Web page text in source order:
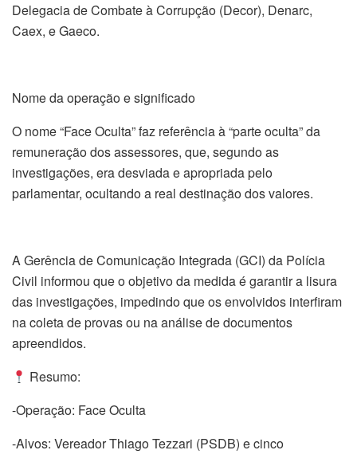
Delegacia de Combate à Corrupção (Decor), Denarc,
Caex, e Gaeco.
Nome da operação e significado
O nome “Face Oculta” faz referência à “parte oculta” da
remuneração dos assessores, que, segundo as
investigações, era desviada e apropriada pelo
parlamentar, ocultando a real destinação dos valores.
A Gerência de Comunicação Integrada (GCI) da Polícia
Civil informou que o objetivo da medida é garantir a lisura
das investigações, impedindo que os envolvidos interfiram
na coleta de provas ou na análise de documentos
apreendidos.
Resumo:
-Operação: Face Oculta
-Alvos: Vereador Thiago Tezzari (PSDB) e cinco